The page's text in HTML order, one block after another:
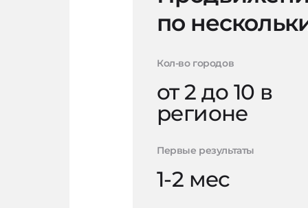
по
Кол-во городов
от 2 до 10 в
регионе
Первые результаты
1-2 мес